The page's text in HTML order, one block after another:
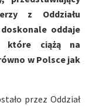
z Oddziału
oddaje
które ciążą na
w Polsce jak
przez Oddział